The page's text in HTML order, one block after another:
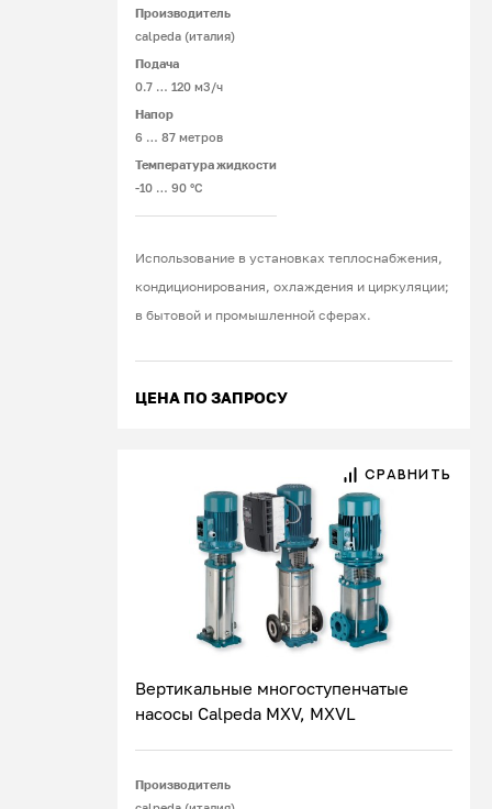
Производитель
calpeda (италия)
Подача
0.7 … 120 м3/ч
Напор
6 … 87 метров
Температура жидкости
-10 … 90 °C
Использование в установках теплоснабжения,
кондиционирования, охлаждения и циркуляции;
в бытовой и промышленной сферах.
ЦЕНА ПО ЗАПРОСУ
СРАВНИТЬ
Вертикальные многоступенчатые
насосы Calpeda MXV, MXVL
Производитель